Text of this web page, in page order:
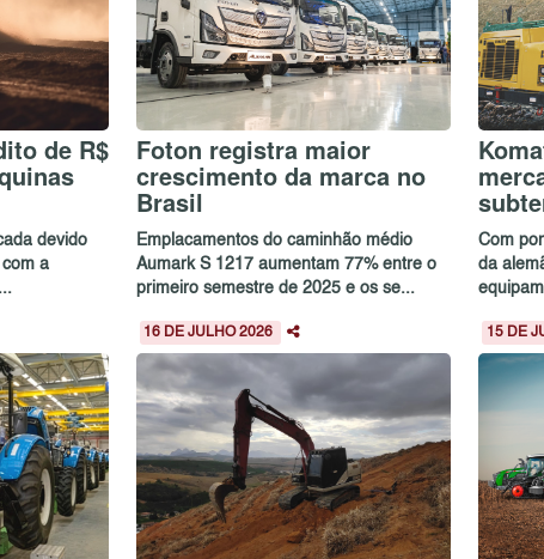
de R$
devido
a
Foton registra maior
crescimento da marca no
Brasil
Emplacamentos do caminhão médio
Aumark S 1217 aumentam 77% entre o
primeiro semestre de 2025 e os se...
Com
da
16 DE JULHO 2026 15 DE